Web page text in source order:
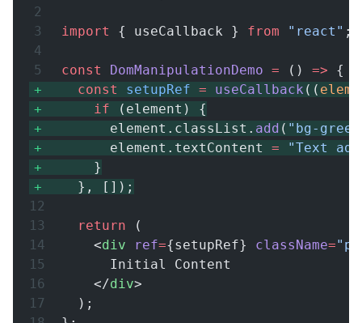
import { useCallback } from "react" ;
const DomManipulationDemo = () => {
  const
setupRef = useCallback ((
    if
(element) {
      element.classList.
add ( "bg-
      element.textContent
= "Text
    }
  }, []);
  return
(
    <
div ref={setupRef} className=
      Initial Content
    </
div>
  );